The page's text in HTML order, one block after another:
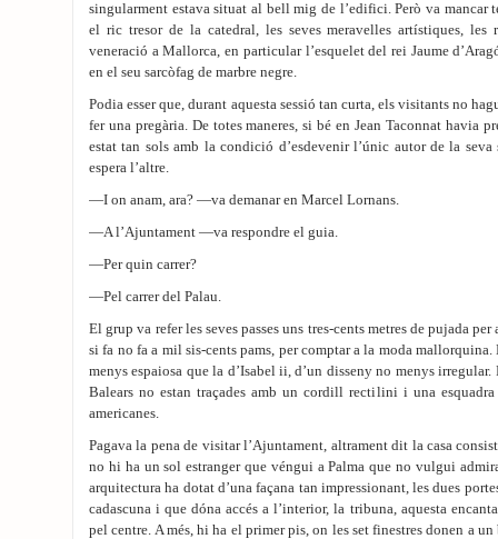
singularment estava situat al bell mig de l’edifici. Però va mancar
el ric tresor de la catedral, les seves meravelles artístiques, les
veneració a Mallorca, en particular l’esquelet del rei Jaume
en el seu sarcòfag de marbre negre.
Podia esser que, durant aquesta sessió tan curta, els visitants no
fer una pregària. De totes maneres, si bé en Jean Taconnat havia
estat tan sols amb la condició d’esdevenir l’únic autor de la
espera l’altre.
—I on anam, ara? —va demanar en Marcel Lornans.
—A l’Ajuntament —va respondre el guia.
—Per quin carrer?
—Pel carrer del Palau.
El grup va refer les seves passes uns tres-cents metres de pujada
si fa no fa a mil sis-cents pams, per comptar a la moda mallorquina.
menys espaiosa que la d’Isabel ii, d’un disseny no menys irregular.
Balears no estan traçades amb un cordill rectilini i una
americanes.
Pagava la pena de visitar l’Ajuntament, altrament dit la casa
no hi ha un sol estranger que véngui a Palma que no vulgui
arquitectura ha dotat d’una façana tan impressionant, les dues
cadascuna i que dóna accés a l’interior, la tribuna, aquesta
pel centre. A més, hi ha el primer pis, on les set finestres donen a